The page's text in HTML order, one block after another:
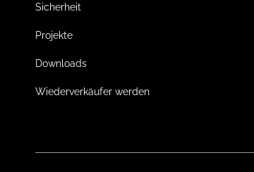
Sicherheit
Projekte
Downloads
Wiederverkäufer werden